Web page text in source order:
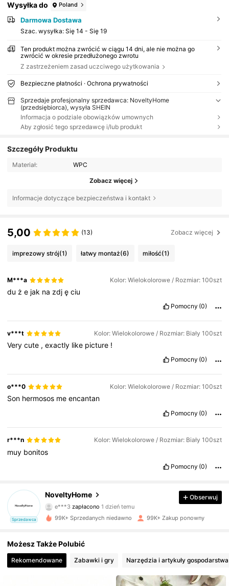
Wysyłka do Poland
Darmowa Dostawa
Szac. wysyłka: Się 14 - Się 19
Ten produkt można zwrócić w ciągu 14 dni, ale nie można go
zwrócić w okresie przedłużonego zwrotu
Z zastrzeżeniem zasad uczciwego użytkowania
Bezpieczne płatności · Ochrona prywatności
Sprzedaje profesjonalny sprzedawca: NoveltyHome
(przedsiębiorca), wysyła SHEIN
Informacja o podziale obowiązków umownych
Aby zgłosić tego sprzedawcę i/lub produkt
Szczegóły Produktu
Materiał: WPC
Zobacz więcej
Informacje dotyczące bezpieczeństwa i kontakt
5,00 (13) Zobacz więcej
imprezowy strój(1) łatwy montaż(6) miłość(1)
M***a Kolor: Wielokolorowe / Rozmiar: 100szt
du że jak na zdjęciu
Pomocny (0)
v***t Kolor: Wielokolorowe / Rozmiar: Biały 100szt
Verycute ,exactly like picture !
Pomocny (0)
o***0 Kolor: Wielokolorowe / Rozmiar: 100szt
Son hermosos meencantan
Pomocny (0)
r***n Kolor: Wielokolorowe / Rozmiar: Biały 100szt
muy bonitos
Pomocny (0)
Sprzedawca
NoveltyHome
4,86
8.9K Obserwujący
e***3 zapłacono1 dzień temu
4,86 8.9K Obserwujący
Obserwuj
99K+ Sprzedanych niedawno 99K+ Zakup ponowny
Możesz Także Polubić
Rekomendowane Zabawki i gry Narzędzia i artykuły